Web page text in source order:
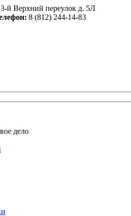
й Верхний переулок д. 5Л
8 (812) 244-14-83
дело